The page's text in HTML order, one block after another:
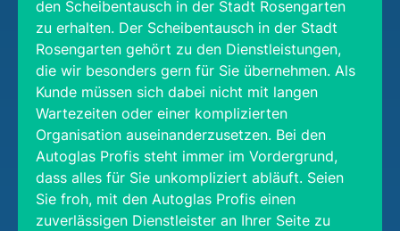
den Scheibentausch in der Stadt Rosengarten
zu erhalten. Der Scheibentausch in der Stadt
Rosengarten gehört zu den Dienstleistungen,
die wir besonders gern für Sie übernehmen. Als
Kunde müssen sich dabei nicht mit langen
Wartezeiten oder einer komplizierten
Organisation auseinanderzusetzen. Bei den
Autoglas Profis steht immer im Vordergrund,
dass alles für Sie unkompliziert abläuft. Seien
Sie froh, mit den Autoglas Profis einen
zuverlässigen Dienstleister an Ihrer Seite zu